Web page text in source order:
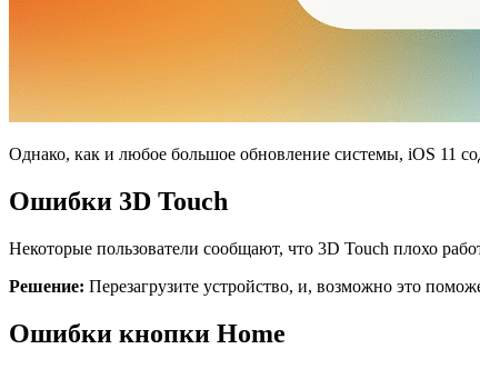
Однако, как и любое большое обновление системы, iOS 11
Ошибки 3D Touch
Некоторые пользователи сообщают, что 3D Touch плохо
Решение: Перезагрузите устройство, и, возможно это
Ошибки кнопки Home